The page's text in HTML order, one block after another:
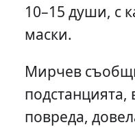
10–15 души, с
маски.
Мирчев
подстанцията,
повреда,